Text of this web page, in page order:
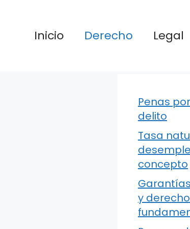
Inicio Derecho Legal
Penas
delito
Tasa
concepto
y